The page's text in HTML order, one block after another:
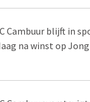
Cambuur blijft in
na winst op